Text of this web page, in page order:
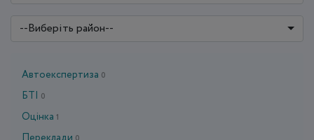
--Виберіть район--
Автоекспертиза 0
БТІ 0
Оцінка 1